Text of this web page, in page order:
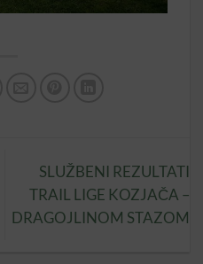
SLUŽBENI REZULTATI
TRAIL LIGE KOZJAČA –
DRAGOJLINOM STAZOM